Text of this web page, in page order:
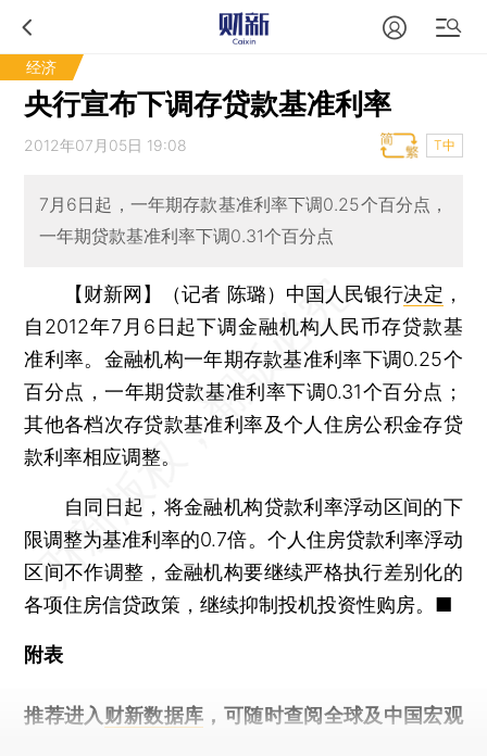
经济
央行宣布下调存贷款基准利率
2012年07月05日 19:08 T中
7月6日起，一年期存款基准利率下调0.25个百分点，
一年期贷款基准利率下调0.31个百分点
【财新网】（记者 陈璐） 中国人民银行决定 ，
自2012年7月6日起下调金融机构人民币存贷款基
准利率。金融机构一年期存款基准利率下调0.25个
百分点，一年期贷款基准利率下调0.31个百分点；
其他各档次存贷款基准利率及个人住房公积金存贷
款利率相应调整。
自同日起，将金融机构贷款利率浮动区间的下
限调整为基准利率的0.7倍。个人住房贷款利率浮动
区间不作调整，金融机构要继续严格执行差别化的
各项住房信贷政策，继续抑制投机投资性购房。■
附表
推荐进入 财新数据库 ，可随时查阅全球及中国宏观